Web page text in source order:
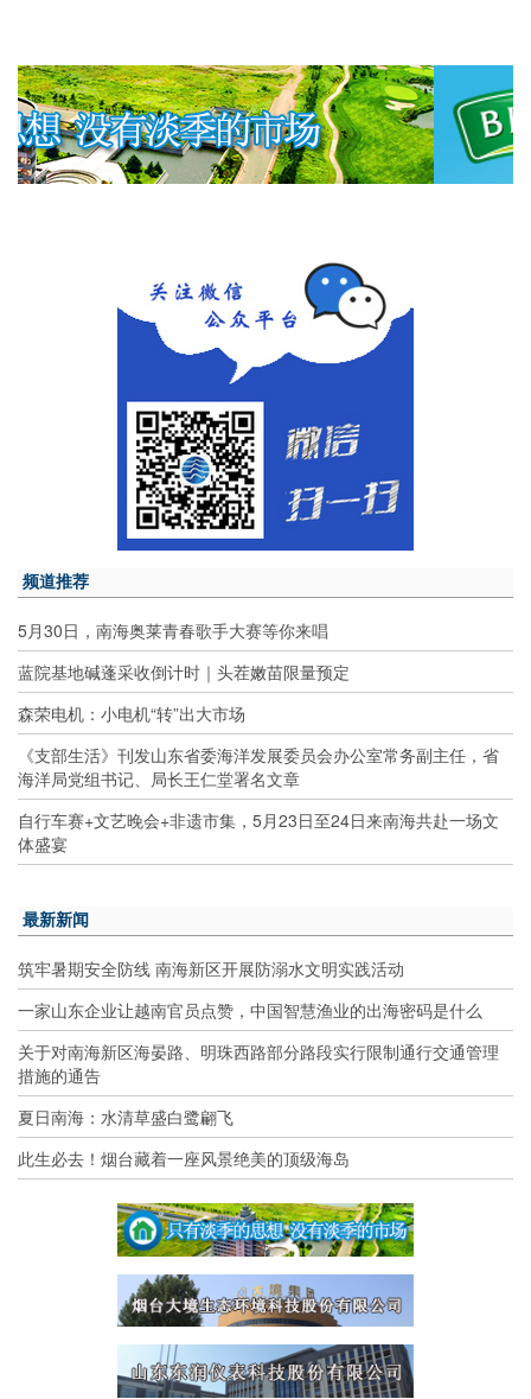
频道推荐
5月30日，南海奥莱青春歌手大赛等你来唱
蓝院基地碱蓬采收倒计时｜头茬嫩苗限量预定
森荣电机：小电机“转”出大市场
《支部生活》刊发山东省委海洋发展委员会办公室常务副主任，省
海洋局党组书记、局长王仁堂署名文章
自行车赛+文艺晚会+非遗市集，5月23日至24日来南海共赴一场文
体盛宴
最新新闻
筑牢暑期安全防线 南海新区开展防溺水文明实践活动
一家山东企业让越南官员点赞，中国智慧渔业的出海密码是什么
关于对南海新区海晏路、明珠西路部分路段实行限制通行交通管理
措施的通告
夏日南海：水清草盛白鹭翩飞
此生必去！烟台藏着一座风景绝美的顶级海岛